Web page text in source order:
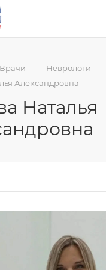
Врачи — Неврологи —
Александровна
Наталья